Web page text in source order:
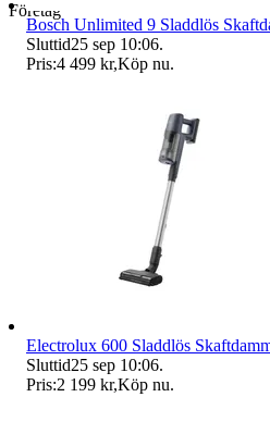
Företag
Bosch Unlimited 9 Sladdlös
Sluttid25 sep 10:06.
Pris:4 499 kr,Köp nu.
Electrolux 600 Sladdlös
Sluttid25 sep 10:06.
Pris:2 199 kr,Köp nu.